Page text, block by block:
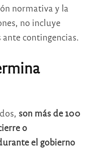
normativa y la
no incluye
contingencias.
son más de 100
o
el gobierno